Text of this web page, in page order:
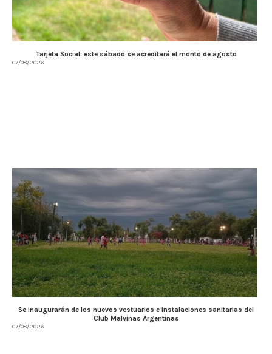
Tarjeta Social: este sábado se acreditará el monto de agosto
07/08/2026
Se inaugurarán de los nuevos vestuarios e instalaciones sanitarias del
Club Malvinas Argentinas
07/08/2026